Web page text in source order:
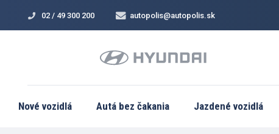
02 / 49 300 200 autopolis@autopolis.sk
Nové vozidlá Autá bez čakania Jazdené vozidlá